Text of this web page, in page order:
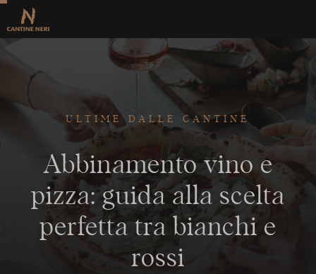
ULTIME DALLE CANTINE
Abbinamento vino e
pizza: guida alla scelta
perfetta tra bianchi e
rossi